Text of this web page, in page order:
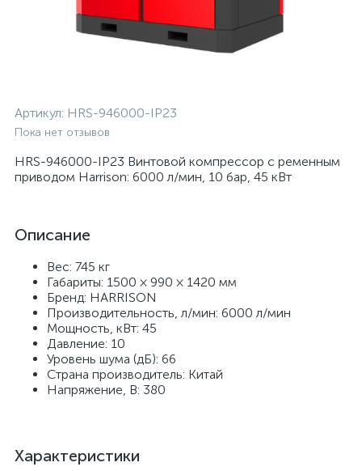
Артикул: HRS-946000-IP23
Пока нет отзывов
HRS-946000-IP23 Винтовой компрессор с ременным
приводом Harrison: 6000 л/мин, 10 бар, 45 кВт
Описание
Вес: 745 кг
Габариты: 1500 × 990 × 1420 мм
Бренд: HARRISON
Производительность, л/мин: 6000 л/мин
Мощность, кВт: 45
Давление: 10
Уровень шума (дБ): 66
Страна производитель: Китай
Напряжение, В: 380
Характеристики